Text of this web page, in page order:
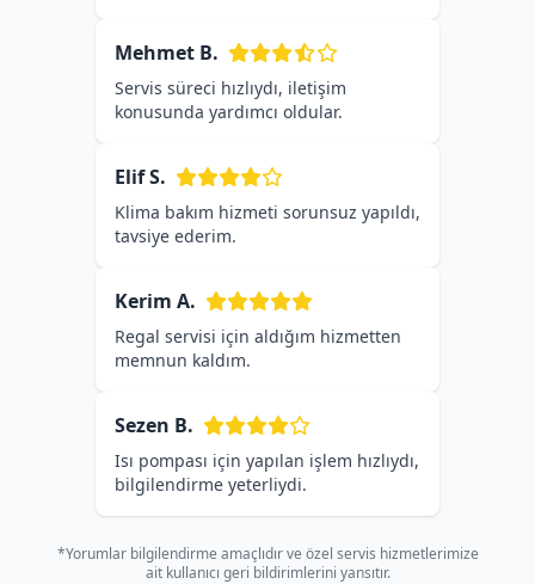
Mehmet B.
Servis süreci hızlıydı, iletişim
konusunda yardımcı oldular.
Elif S.
Klima bakım hizmeti sorunsuz yapıldı,
tavsiye ederim.
Kerim A.
Regal servisi için aldığım hizmetten
memnun kaldım.
Sezen B.
Isı pompası için yapılan işlem hızlıydı,
bilgilendirme yeterliydi.
*Yorumlar bilgilendirme amaçlıdır ve özel servis hizmetlerimize
ait kullanıcı geri bildirimlerini yansıtır.